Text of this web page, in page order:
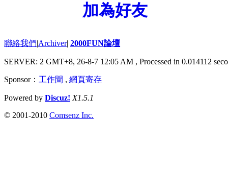
加為好友
聯絡我們|Archiver| 2000FUN論壇
SERVER: 2 GMT+8, 26-8-7 12:05 AM , Processed in 0.014112
Sponsor： 工作間 , 網頁寄存
Powered by Discuz! X1.5.1
© 2001-2010 Comsenz Inc.